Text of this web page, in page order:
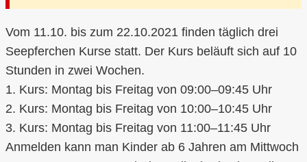
Vom 11.10. bis zum 22.10.2021 finden täglich drei
Seepferchen Kurse statt. Der Kurs beläuft sich auf 10
Stunden in zwei Wochen.
1. Kurs: Montag bis Freitag von 09:00–09:45 Uhr
2. Kurs: Montag bis Freitag von 10:00–10:45 Uhr
3. Kurs: Montag bis Freitag von 11:00–11:45 Uhr
Anmelden kann man Kinder ab 6 Jahren am Mittwoch